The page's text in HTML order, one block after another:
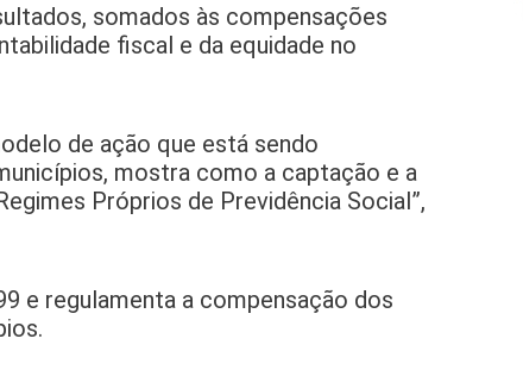
somados às compensações
fiscal e da equidade no
de ação que está sendo
mostra como a captação e a
Próprios de Previdência Social”,
e regulamenta a compensação dos